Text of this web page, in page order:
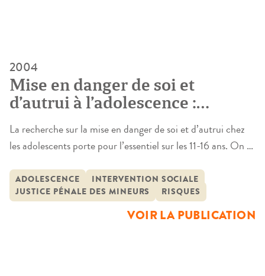
2004
Mise en danger de soi et
d’autrui à l’adolescence :
inconduites et interventions
sociales
La recherche sur la mise en danger de soi et d’autrui chez
les adolescents porte pour l’essentiel sur les 11-16 ans. On a
l’ensemble des mineurs de 18 ans dans une « société ouverte
à la compétition économique », dont les réponses
institutionnelles sont en train […]
ADOLESCENCE
INTERVENTION SOCIALE
JUSTICE PÉNALE DES MINEURS
RISQUES
VOIR LA PUBLICATION